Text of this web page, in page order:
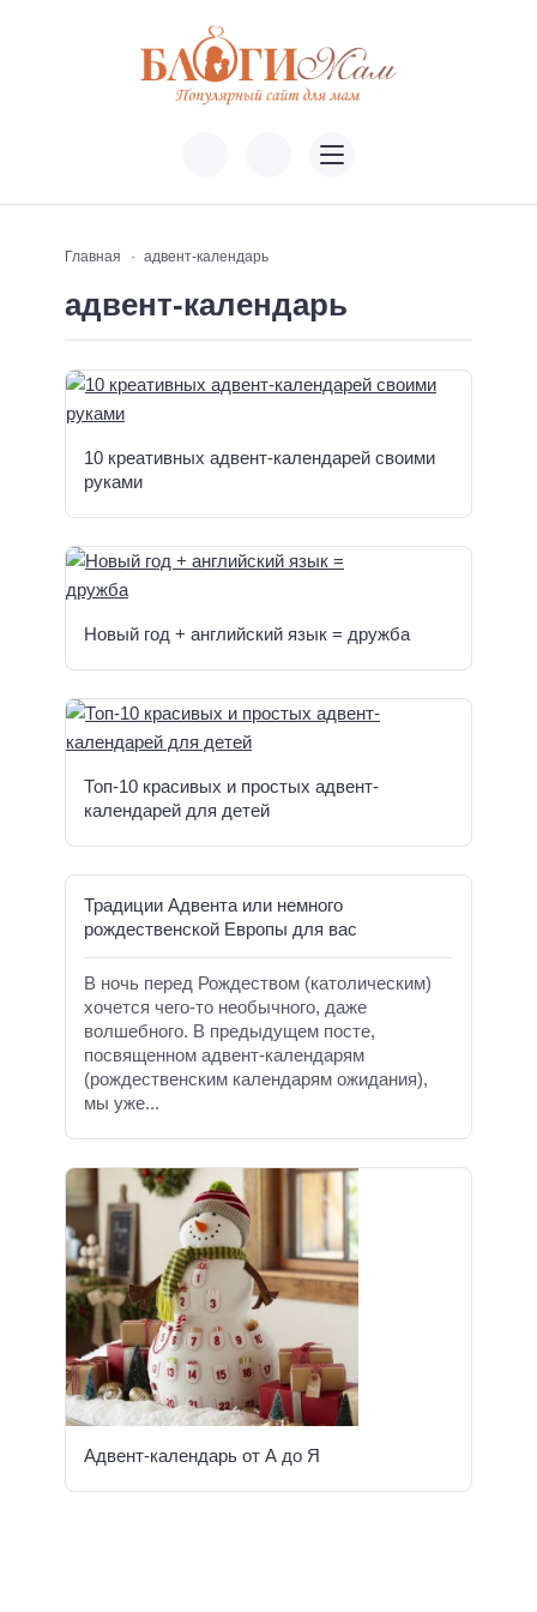
Главная адвент-календарь
адвент-календарь
10 креативных адвент-календарей своими
руками
Новый год + английский язык = дружба
Топ-10 красивых и простых адвент-
календарей для детей
Традиции Адвента или немного
рождественской Европы для вас
В ночь перед Рождеством (католическим)
хочется чего-то необычного, даже
волшебного. В предыдущем посте,
посвященном адвент-календарям
(рождественским календарям ожидания),
мы уже...
Адвент-календарь от А до Я